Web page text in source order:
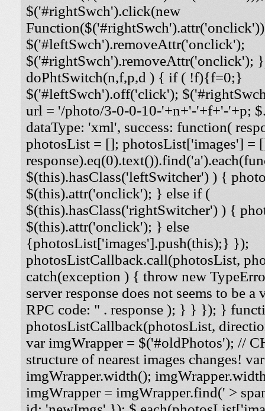
$('#rightSwch').click(new
$('#leftSwch').removeAttr('onclick');
$('#rightSwch').removeAttr('onclick');
doPhtSwitch(n,f,p,d ) { if ( !f){f=0;}
$('#leftSwch').off('click');
url = '/photo/3-0-0-10-'+n+'-'+f+'-'+p;
dataType: 'xml', success: function(
photosList = []; photosList['images'] =
$(this).hasClass('leftSwitcher') ) {
$(this).attr('onclick'); } else if (
$(this).hasClass('rightSwitcher') ) {
$(this).attr('onclick'); } else
{photosList['images'].push(this);} });
photosListCallback.call(photosList,
catch(exception ) { throw new
server response does not seems to be
RPC code: " . response ); } } }); }
photosListCallback(photosList,
var imgWrapper = $('#oldPhotos'); //
structure of nearest images changes!
imgWrapper.width();
imgWrapper = imgWrapper.find(' >